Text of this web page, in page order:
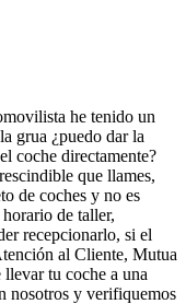
he tenido un
grua ¿puedo dar la
coche directamente?
que llames,
de coches y no es
de taller,
recepcionarlo, si el
al Cliente, Mutua
tu coche a una
nosotros y verifiquemos